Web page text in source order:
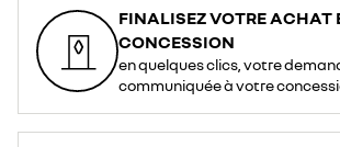
FINALISEZ VOTRE ACHAT
CONCESSION
en quelques clics, votre
communiquée à votre